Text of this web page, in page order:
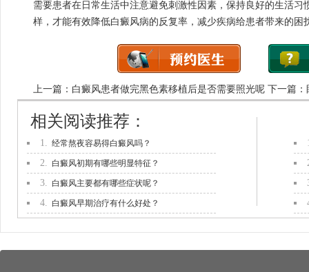
需要患者在日常生活中注意避免刺激性因素，保持良好的生活
样，才能有效降低白癜风病的反复率，减少疾病给患者带来的困
上一篇： 白癜风患者做完黑色素移植后是否需要照光呢下一篇：
1. 经常熬夜容易得白癜风吗？
2. 白癜风初期有哪些明显特征？
3. 白癜风主要都有哪些症状呢？
4. 白癜风早期治疗有什么好处？
相关阅读推荐：